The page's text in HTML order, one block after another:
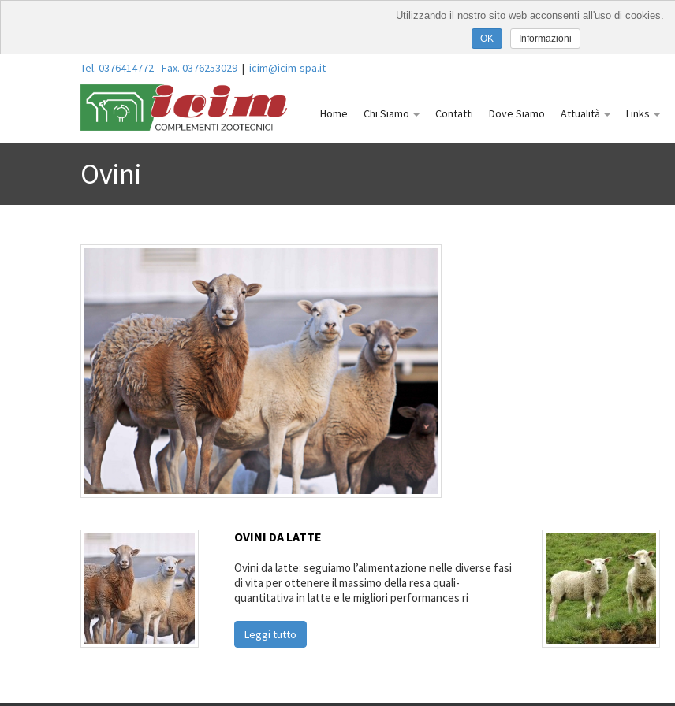
Tel. 0376414772 - Fax. 0376253029 | icim@icim-spa.it
Home Chi Siamo Contatti Dove Siamo Attualità Links
Ovini
OVINI DA LATTE
Ovini da latte: seguiamo l’alimentazione nelle diverse fasi
di vita per ottenere il massimo della resa quali-
quantitativa in latte e le migliori performances ri
Leggi tutto
Utilizzando il nostro sito web acconsenti all'uso di cookies.
Informazioni